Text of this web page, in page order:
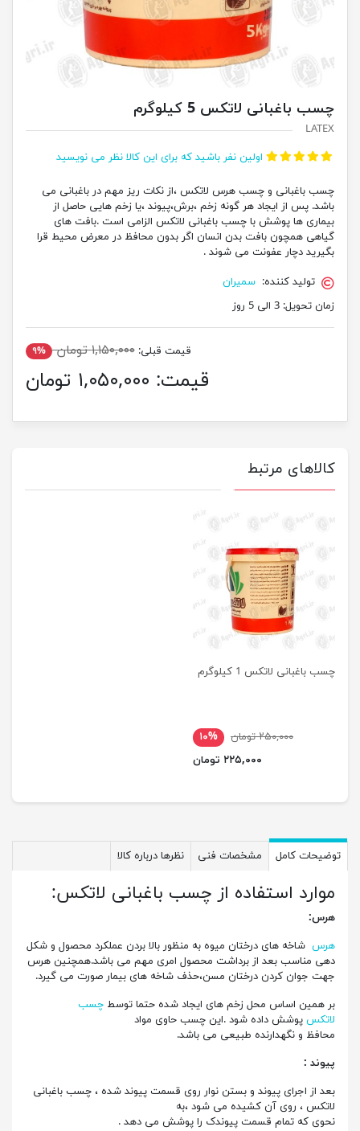
چسب باغبانی لاتکس 5 کیلوگرم
LATEX
اولین نفر باشید که برای این کالا نظر می نویسید
چسب باغبانی و چسب هرس لاتکس ،از نکات ریز مهم در باغبانی می
باشد. پس از ایجاد هر گونه زخم ،برش،پیوند ،یا زخم هایی حاصل از
بیماری ها پوشش با چسب باغبانی لاتکس الزامی است .بافت های
گیاهی همچون بافت بدن انسان اگر بدون محافظ در معرض محیط قرا
بگیرید دچار عفونت می شوند .
تولید کننده: سمیران
زمان تحویل: 3 الی 5 روز
قیمت قبلی: ۱,۱۵۰,۰۰۰ تومان ۹%
قیمت: ۱,۰۵۰,۰۰۰ تومان
کالاهای مرتبط
چسب باغبانی لاتکس 1 کیلوگرم
۲۵۰,۰۰۰ تومان
۱۰%
۲۲۵,۰۰۰ تومان
توضیحات کامل مشخصات فنی نظرها درباره کالا
موارد استفاده از چسب باغبانی لاتکس:
هرس:
هرس شاخه های درختان میوه به منظور بالا بردن عملکرد محصول و شکل
دهی مناسب بعد از برداشت محصول امری مهم می باشد.همچنین هرس
جهت جوان کردن درختان مسن،حذف شاخه های بیمار صورت می گیرد.
بر همین اساس محل زخم های ایجاد شده حتما توسط چسب
لاتکس پوشش داده شود .این چسب حاوی مواد
محافظ و نگهدارنده طبیعی می باشد.
پیوند :
بعد از اجرای پیوند و بستن نوار روی قسمت پیوند شده ، چسب باغبانی
لاتکس ، روی آن کشیده می شود ،به
نحوی که تمام قسمت پیوندک را پوشش می دهد .